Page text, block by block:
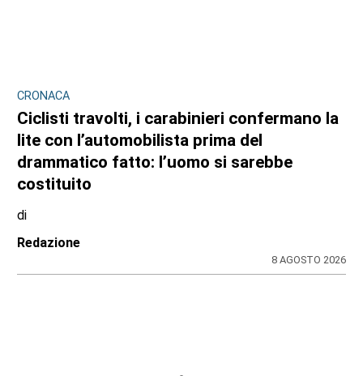
CRONACA
Ciclisti travolti, i carabinieri confermano la
lite con l’automobilista prima del
drammatico fatto: l’uomo si sarebbe
costituito
di
Redazione
8 AGOSTO 2026